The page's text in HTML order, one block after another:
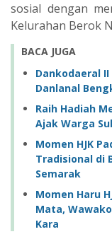
sosial dengan
Kelurahan Berok
BACA JUGA
Dankodaeral
Danlanal
Raih Hadiah
Ajak Warga
Momen HJK
Tradisional di
Semarak
Momen Haru
Mata,
Kara